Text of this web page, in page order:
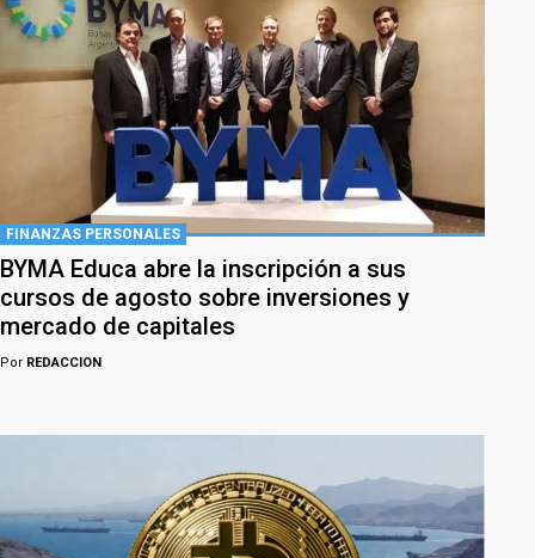
FINANZAS PERSONALES
BYMA Educa abre la inscripción a sus
cursos de agosto sobre inversiones y
mercado de capitales
Por REDACCION